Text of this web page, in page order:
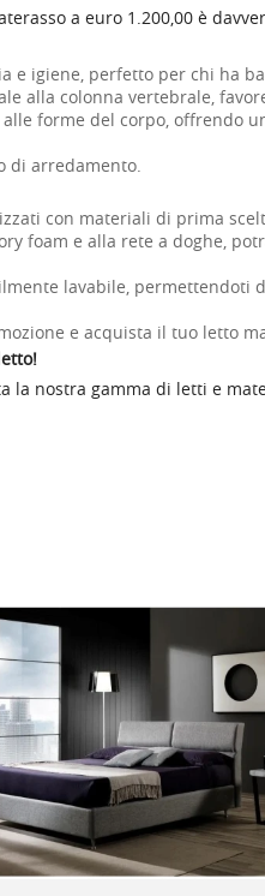
a euro 1.200,00 è
e igiene, perfetto per chi ha
alla colonna vertebrale,
forme del corpo, offrendo
di arredamento.
con materiali di prima
foam e alla rete a doghe,
lavabile, permettendoti
e acquista il tuo letto
la nostra gamma di letti e